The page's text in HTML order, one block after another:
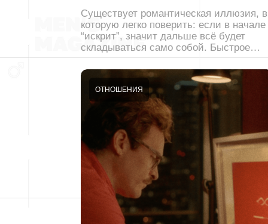
Существует романтическая иллюзия, в
которую легко поверить: если в начале
“искрит”, значит дальше всё будет
складываться само собой. Быстрое…
ОТНОШЕНИЯ